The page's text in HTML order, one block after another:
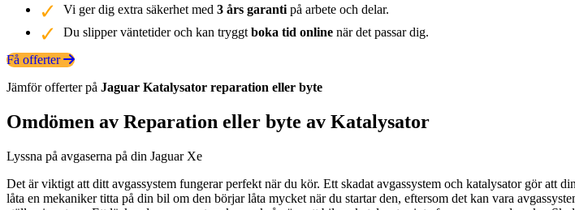
Vi ger dig extra säkerhet med 3 års garanti på arbete och delar.
Du slipper väntetider och kan tryggt boka tid online när det passar dig.
Få offerter
Jämför offerter på Jaguar Katalysator reparation eller byte
Omdömen av Reparation eller byte av Katalysator
Lyssna på avgaserna på din Jaguar Xe
Det är viktigt att ditt avgassystem fungerar perfekt när du kör. Ett skadat avgassystem och katalysator gör
låta en mekaniker titta på din bil om den börjar låta mycket när du startar den, eftersom det kan vara